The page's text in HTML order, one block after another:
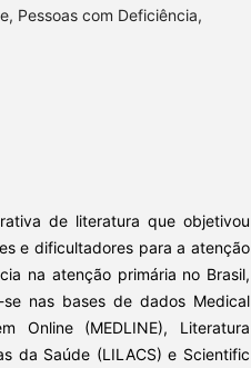
Pessoas com Deficiência,
de literatura que objetivou
e dificultadores para a atenção
na atenção primária no Brasil,
nas bases de dados Medical
Online (MEDLINE), Literatura
da Saúde (LILACS) e Scientific